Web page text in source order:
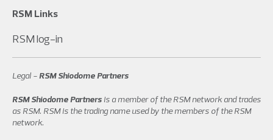
RSM Links
RSM log-in
Legal -RSM Shiodome Partners
RSM Shiodome Partners is a member of the RSM network and trades
as RSM. RSM is the trading name used by the members of the RSM
network.